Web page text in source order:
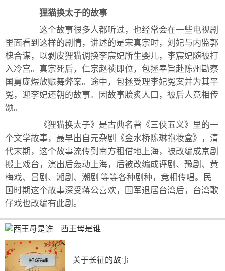
狸猫换太子的故事
这个故事很多人都听过，也经常会在一些电视剧
里面看到这样的剧情，讲述的是宋真宗时，刘妃与内监郭
槐合谋，以剥皮狸猫调换李宸妃所生婴儿，李宸妃随被打
入冷宫。真宗死后，仁宗赵祯即位，包拯奉旨赴陈州勘察
国舅庞煜放赈舞弊案。途中，包拯受理李妃冤案并为其平
冤，迎李妃还朝的故事。因故事脍炙人口，被后人竞相传
颂。
《狸猫换太子》是古典名著《三侠五义》里的一
个文学故事，最早出自元杂剧《金水桥陈琳抱妆盒》，清
代末期，这个故事流传到南方租借地上海，被改编成京剧
搬上戏台，演出后轰动上海，后被改编成评剧、豫剧、黄
梅戏、吕剧、湘剧、潮剧 等等各种剧种，竞相传唱。民
国时期这个故事深受蒋公喜欢，国军退居台湾后，台湾歌
仔戏也改编有此剧。
西王母是谁
关于长征的故事